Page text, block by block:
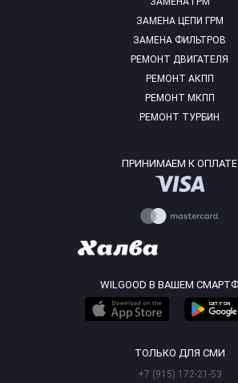
ЗАМЕНА ЦЕПИ ГРМ
ЗАМЕНА ФИЛЬТРОВ
РЕМОНТ ДВИГАТЕЛЯ
РЕМОНТ АКПП
РЕМОНТ МКПП
РЕМОНТ ТУРБИН
ПРИНИМАЕМ К ОПЛАТЕ
WILGOOD В ВАШЕМ
ТОЛЬКО ДЛЯ СМИ
+7 (915) 172-21-53